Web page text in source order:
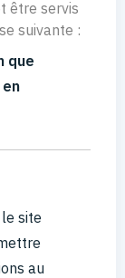
être servis
suivante :
que
site
au